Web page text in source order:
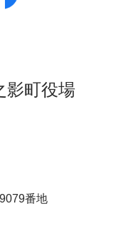
影町役場
番地